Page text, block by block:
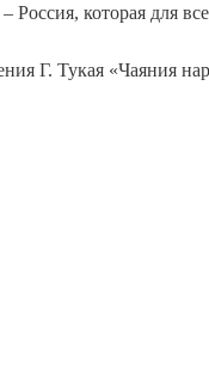
которая для
Г. Тукая «Чаяния